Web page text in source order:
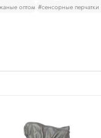
оптом #сенсорные перчатки